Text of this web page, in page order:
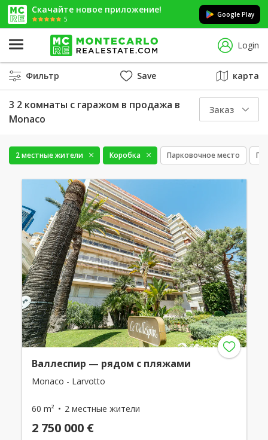
Скачайте новое приложение!
5
Google Play
Login
Фильтр Save карта
3 2 комнаты с гаражом в продажа в
Monaco
Заказ
2 местные жители Коробка Парковочное место
Валлеспир — рядом с пляжами
Monaco - Larvotto
60 m² 2 местные жители
2 750 000 €